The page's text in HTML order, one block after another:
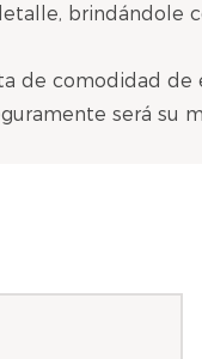
brindándole
de comodidad de
será su